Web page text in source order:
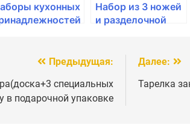
кухонных
Набор из 3 ножей
и разделочной
Предыдущая:
специальных
в подарочной упаковке
Далее:
Тарелка